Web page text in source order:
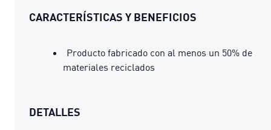
CARACTERÍSTICAS Y BENEFICIOS
Producto fabricado con al menos un 50% de
materiales reciclados
DETALLES